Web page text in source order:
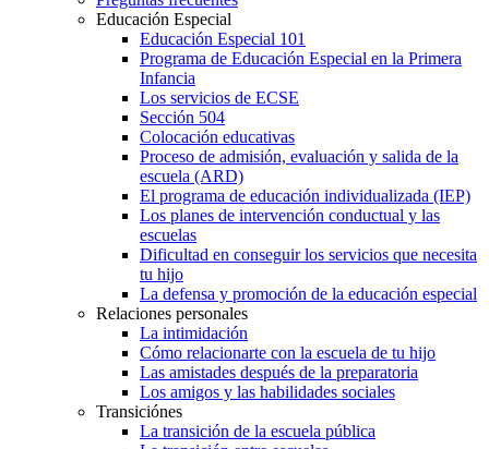
Educación Especial
Educación Especial 101
Programa de Educación Especial en la Primera
Infancia
Los servicios de ECSE
Sección 504
Colocación educativas
Proceso de admisión, evaluación y salida de la
escuela (ARD)
El programa de educación individualizada (IEP)
Los planes de intervención conductual y las
escuelas
Dificultad en conseguir los servicios que necesita
tu hijo
La defensa y promoción de la educación especial
Relaciones personales
La intimidación
Cómo relacionarte con la escuela de tu hijo
Las amistades después de la preparatoria
Los amigos y las habilidades sociales
Transiciónes
La transición de la escuela pública